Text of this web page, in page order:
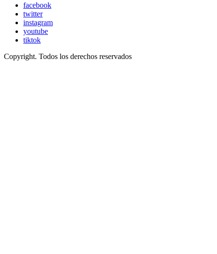
facebook
twitter
instagram
youtube
tiktok
Copyright. Todos los derechos reservados